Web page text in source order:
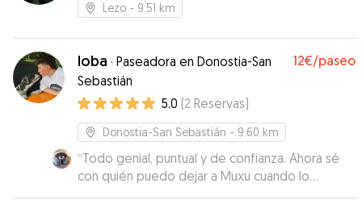
Lezo - 9.51 km
Ioba · Paseadora en Donostia-San
Sebastián
12€/paseo
5.0 (2 Reservas)
Donostia-San Sebastián - 9.60 km
“Todo genial, puntual y de confianza. Ahora sé
con quién puedo dejar a Muxu cuando lo
necesito! Gracias Ioba!”